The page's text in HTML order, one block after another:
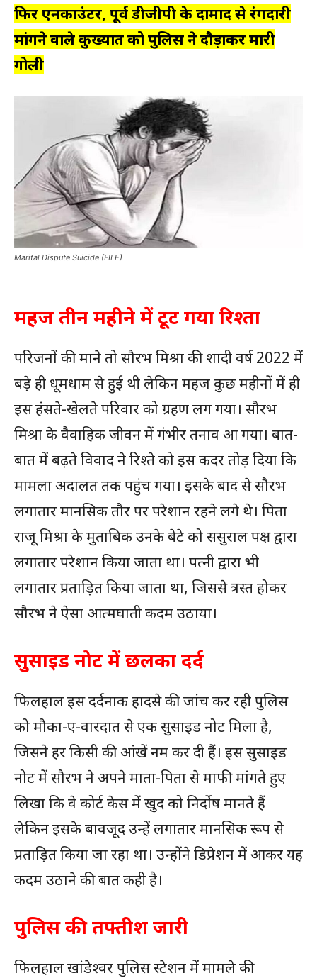
फिर एनकाउंटर, पूर्व डीजीपी के दामाद से रंगदारी
मांगने वाले कुख्यात को पुलिस ने दौड़ाकर मारी
गोली
Marital Dispute Suicide (FILE)
महज तीन महीने में टूट गया रिश्ता
परिजनों की माने तो सौरभ मिश्रा की शादी वर्ष 2022 में
बड़े ही धूमधाम से हुई थी लेकिन महज कुछ महीनों में ही
इस हंसते-खेलते परिवार को ग्रहण लग गया। सौरभ
मिश्रा के वैवाहिक जीवन में गंभीर तनाव आ गया। बात-
बात में बढ़ते विवाद ने रिश्ते को इस कदर तोड़ दिया कि
मामला अदालत तक पहुंच गया। इसके बाद से सौरभ
लगातार मानसिक तौर पर परेशान रहने लगे थे। पिता
राजू मिश्रा के मुताबिक उनके बेटे को ससुराल पक्ष द्वारा
लगातार परेशान किया जाता था। पत्नी द्वारा भी
लगातार प्रताड़ित किया जाता था, जिससे त्रस्त होकर
सौरभ ने ऐसा आत्मघाती कदम उठाया।
सुसाइड नोट में छलका दर्द
फिलहाल इस दर्दनाक हादसे की जांच कर रही पुलिस
को मौका-ए-वारदात से एक सुसाइड नोट मिला है,
जिसने हर किसी की आंखें नम कर दी हैं। इस सुसाइड
नोट में सौरभ ने अपने माता-पिता से माफी मांगते हुए
लिखा कि वे कोर्ट केस में खुद को निर्दोष मानते हैं
लेकिन इसके बावजूद उन्हें लगातार मानसिक रूप से
प्रताड़ित किया जा रहा था। उन्होंने डिप्रेशन में आकर यह
कदम उठाने की बात कही है।
पुलिस की तफ्तीश जारी
फिलहाल खांडेश्वर पुलिस स्टेशन में मामले की